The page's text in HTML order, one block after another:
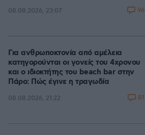
08.08.2026, 23:07 96
Για ανθρωποκτονία από αμέλεια
κατηγορούνται οι γονείς του 4χρονου
και ο ιδιοκτήτης του beach bar στην
Πάρο: Πώς έγινε η τραγωδία
08.08.2026, 21:22 81